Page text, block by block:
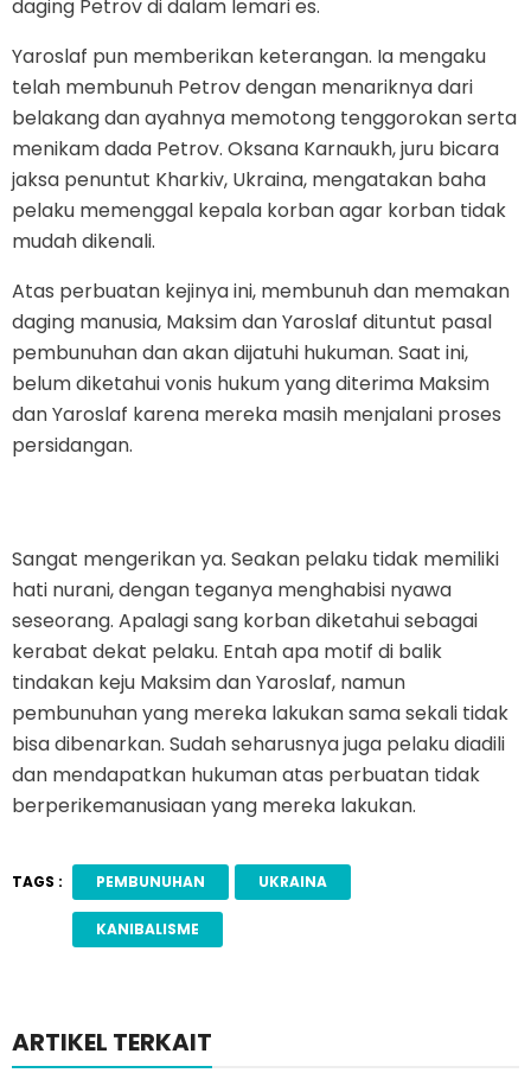
daging Petrov di dalam lemari es.
Yaroslaf pun memberikan keterangan. Ia mengaku
telah membunuh Petrov dengan menariknya dari
belakang dan ayahnya memotong tenggorokan serta
menikam dada Petrov. Oksana Karnaukh, juru bicara
jaksa penuntut Kharkiv, Ukraina, mengatakan baha
pelaku memenggal kepala korban agar korban tidak
mudah dikenali.
Atas perbuatan kejinya ini, membunuh dan memakan
daging manusia, Maksim dan Yaroslaf dituntut pasal
pembunuhan dan akan dijatuhi hukuman. Saat ini,
belum diketahui vonis hukum yang diterima Maksim
dan Yaroslaf karena mereka masih menjalani proses
persidangan.
Sangat mengerikan ya. Seakan pelaku tidak memiliki
hati nurani, dengan teganya menghabisi nyawa
seseorang. Apalagi sang korban diketahui sebagai
kerabat dekat pelaku. Entah apa motif di balik
tindakan keju Maksim dan Yaroslaf, namun
pembunuhan yang mereka lakukan sama sekali tidak
bisa dibenarkan. Sudah seharusnya juga pelaku diadili
dan mendapatkan hukuman atas perbuatan tidak
berperikemanusiaan yang mereka lakukan.
TAGS : PEMBUNUHAN UKRAINA
KANIBALISME
ARTIKEL TERKAIT